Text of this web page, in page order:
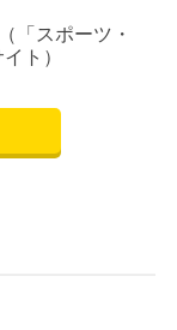
「スポーツ・
ト）